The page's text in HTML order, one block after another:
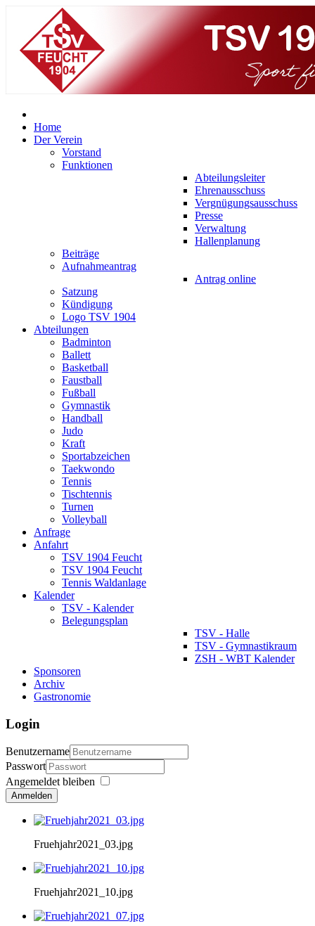
Home
Der Verein
Vorstand
Funktionen
Abteilungsleiter
Ehrenausschuss
Vergnügungsausschuss
Presse
Verwaltung
Hallenplanung
Beiträge
Aufnahmeantrag
Antrag online
Satzung
Kündigung
Logo TSV 1904
Abteilungen
Badminton
Ballett
Basketball
Faustball
Fußball
Gymnastik
Handball
Judo
Kraft
Sportabzeichen
Taekwondo
Tennis
Tischtennis
Turnen
Volleyball
Anfrage
Anfahrt
TSV 1904 Feucht
TSV 1904 Feucht
Tennis Waldanlage
Kalender
TSV - Kalender
Belegungsplan
TSV - Halle
TSV - Gymnastikraum
ZSH - WBT Kalender
Sponsoren
Archiv
Gastronomie
Login
Benutzername
Passwort
Angemeldet bleiben
Anmelden
Fruehjahr2021_03.jpg
Fruehjahr2021_10.jpg